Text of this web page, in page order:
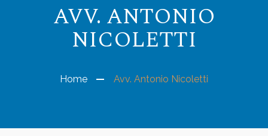
AVV. ANTONIO
NICOLETTI
Home Avv. Antonio Nicoletti